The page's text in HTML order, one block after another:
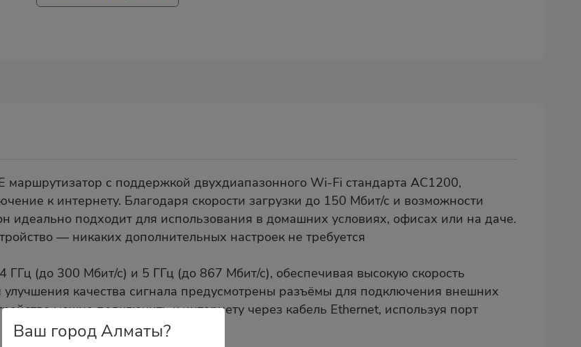
с поддержкой двухдиапазонного Wi-Fi стандарта AC1200,
к интернету. Благодаря скорости загрузки до 150 Мбит/с и возможности
идеально подходит для использования в домашних условиях, офисах или на даче.
— никаких дополнительных настроек не требуется
(до 300 Мбит/с) и 5 ГГц (до 867 Мбит/с), обеспечивая высокую скорость
качества сигнала предусмотрены разъёмы для подключения внешних
можно подключить к интернету через кабель Ethernet, используя порт
Ваш город Алматы?